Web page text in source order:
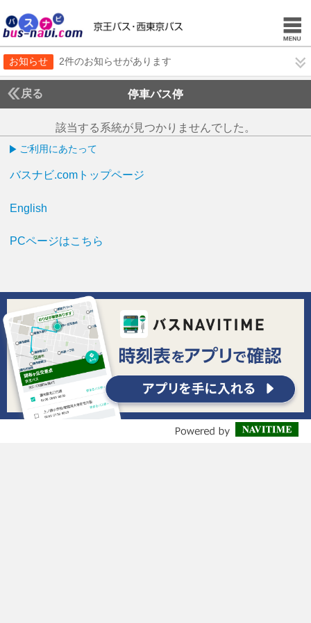
お知らせ 2件のお知らせがあります
戻る 停車バス停
該当する系統が見つかりませんでした。
ご利用にあたって
バスナビ.comトップページ
English
PCページはこちら